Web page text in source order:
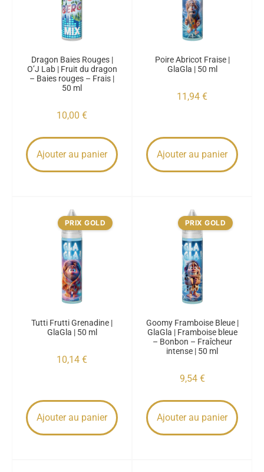
Dragon Baies Rouges |
O’J Lab | Fruit du dragon
– Baies rouges – Frais |
50 ml
10,00 €
Ajouter au panier
Poire Abricot Fraise |
GlaGla | 50 ml
11,94 €
Ajouter au panier
PRIX GOLD
Tutti Frutti Grenadine |
GlaGla | 50 ml
10,14 €
Ajouter au panier
PRIX GOLD
Goomy Framboise Bleue |
GlaGla | Framboise bleue
– Bonbon – Fraîcheur
intense | 50 ml
9,54 €
Ajouter au panier